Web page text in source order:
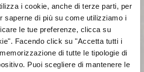
i cookie, anche di terze parti, per
saperne di più su come utilizziamo i
le tue preferenze, clicca su
Facendo click su "Accetta tutti i
di tutte le tipologie di
Puoi scegliere di mantenere le
E RELAZIONI